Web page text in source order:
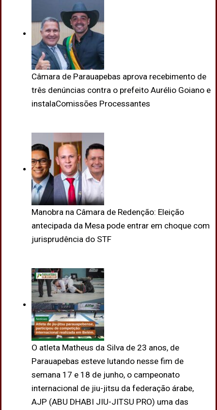
Câmara de Parauapebas aprova recebimento de
três denúncias contra o prefeito Aurélio Goiano e
instalaComissões Processantes
Manobra na Câmara de Redenção: Eleição
antecipada da Mesa pode entrar em choque com
jurisprudência do STF
O atleta Matheus da Silva de 23 anos, de
Parauapebas esteve lutando nesse fim de
semana 17 e 18 de junho, o campeonato
internacional de jiu-jitsu da federação árabe,
AJP (ABU DHABI JIU-JITSU PRO) uma das